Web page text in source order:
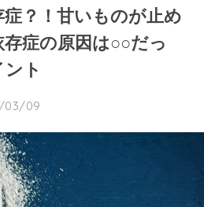
？！甘いものが止め
症の原因は○○だっ
ト
03/09